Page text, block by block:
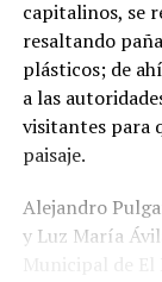
capitalinos, se
resaltando
plásticos; de
a las
visitantes para
paisaje.
Alejandro
y Luz María